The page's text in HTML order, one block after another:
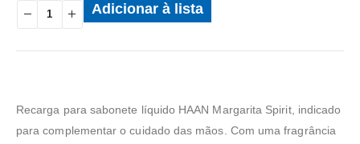
Adicionar à lista
Recarga para sabonete líquido HAAN Margarita Spirit, indicado
para complementar o cuidado das mãos. Com uma fragrância